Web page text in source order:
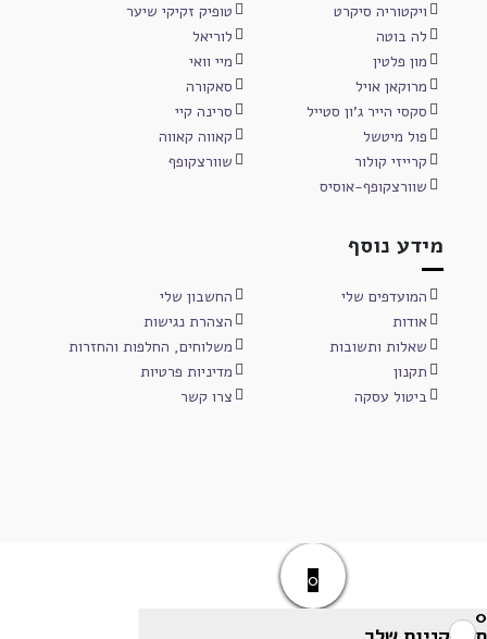
ויקטוריה סיקרט
טופיק זקיקי שיער
לה בוטה
לוריאל
מון פלטין
מיי וואי
מרוקאן אויל
סאקורה
סקסי הייר ג'ון סטייל
סרינה קיי
פול מיטשל
קאווה קאווה
קרייזי קולור
שוורצקופף
שוורצקופף-אוסיס
מידע נוסף
המועדפים שלי
החשבון שלי
אודות
הצהרת נגישות
שאלות ותשובות
משלוחים, החלפות והחזרות
תקנון
מדיניות פרטיות
ביטול עסקה
צרו קשר
0
0